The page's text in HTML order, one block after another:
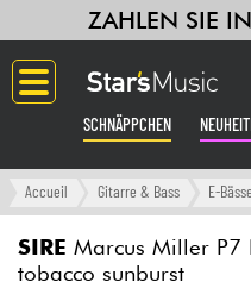
ZAHLEN SIE
SCHNÄPPCHEN
Langue
Gitarre & Bass
Accueil Gitarre & Bass E-Bässe
SIRE Marcus Miller P7
tobacco sunburst